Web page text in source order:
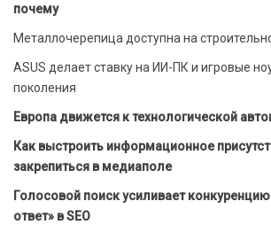
почему
Металлочерепица доступна на
ASUS делает ставку на ИИ-ПК и игровые
поколения
Европа движется к технологической
Как выстроить информационное
закрепиться в медиаполе
Голосовой поиск усиливает
ответ» в SEO